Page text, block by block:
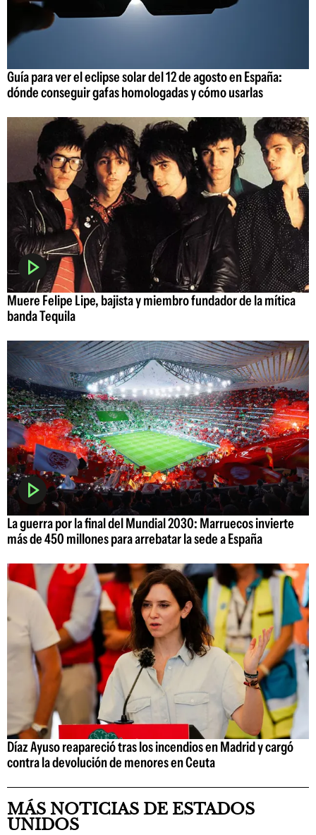
Guía para ver el eclipse solar del 12 de agosto en España:
dónde conseguir gafas homologadas y cómo usarlas
Muere Felipe Lipe, bajista y miembro fundador de la mítica
banda Tequila
La guerra por la final del Mundial 2030: Marruecos invierte
más de 450 millones para arrebatar la sede a España
Díaz Ayuso reapareció tras los incendios en Madrid y cargó
contra la devolución de menores en Ceuta
MÁS NOTICIAS DE ESTADOS
UNIDOS